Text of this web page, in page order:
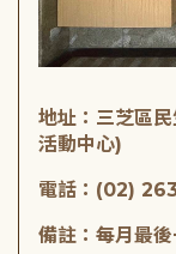
地址：三芝區
活動中心)
電話：(02)
備註：每月最